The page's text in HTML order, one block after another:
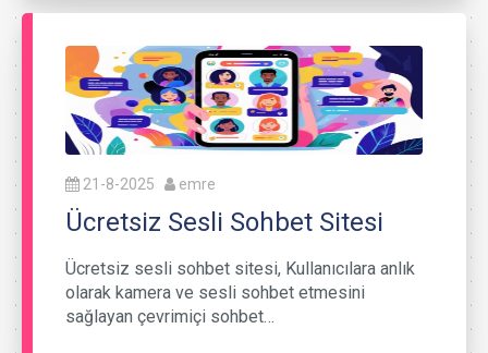
21-8-2025 emre
Ücretsiz Sesli Sohbet Sitesi
Ücretsiz sesli sohbet sitesi, Kullanıcılara anlık
olarak kamera ve sesli sohbet etmesini
sağlayan çevrimiçi sohbet…